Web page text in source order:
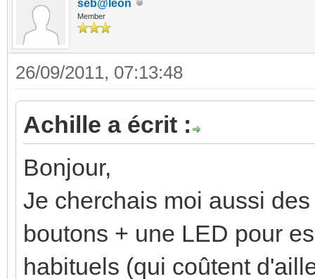
seb@leon
Member
26/09/2011, 07:13:48
Achille a écrit :
Bonjour,
Je cherchais moi aussi
boutons + une LED pour
habituels (qui coûtent